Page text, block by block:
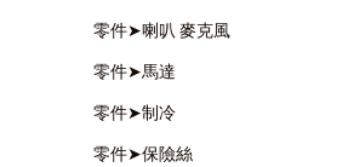
零件➤喇叭 麥克風
零件➤馬達
零件➤制冷
零件➤保險絲